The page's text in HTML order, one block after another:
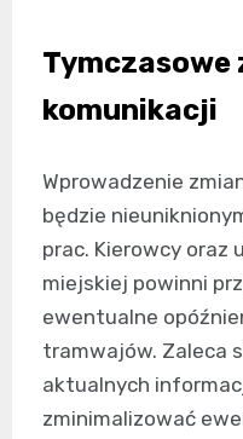
Tymczasowe
komunikacji
Wprowadzenie
będzie
prac. Kierowcy oraz
miejskiej powinni
ewentualne
tramwajów. Zaleca
aktualnych
zminimalizować